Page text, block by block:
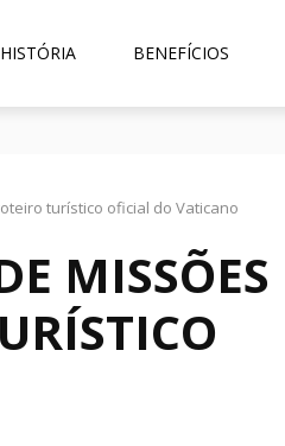
HISTÓRIA BENEFÍCIOS
turístico oficial do Vaticano
MISSÕES